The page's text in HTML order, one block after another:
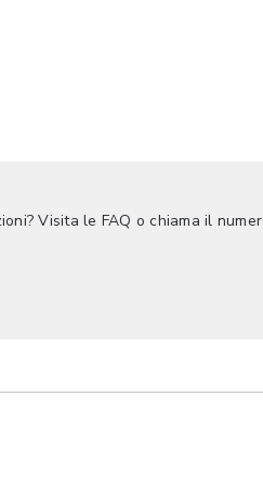
Visita le FAQ o chiama il